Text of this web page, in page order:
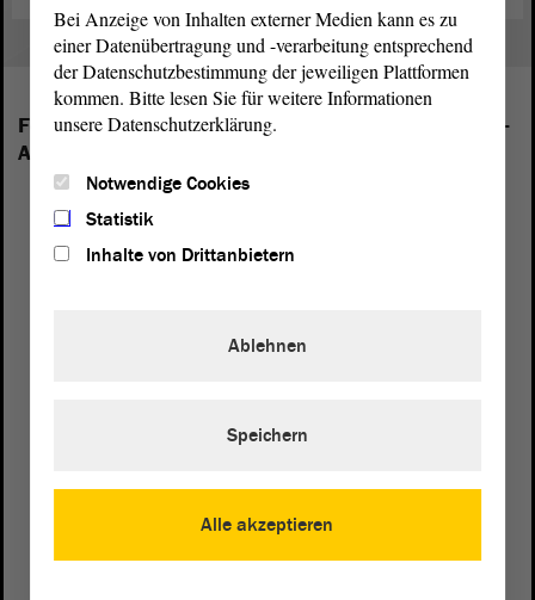
Folgende Fraktionen sind im Landtag von Sachsen-
Anhalt vertreten:
Bei Anzeige von Inhalten externer Medien kann es zu
einer Datenübertragung und -verarbeitung entsprechend
der Datenschutzbestimmung der jeweiligen Plattformen
kommen. Bitte lesen Sie für weitere Informationen
unsere Datenschutzerklärung.
Notwendige Cookies
Statistik
Inhalte von Drittanbietern
Alle akzeptieren
Ablehnen
Speichern